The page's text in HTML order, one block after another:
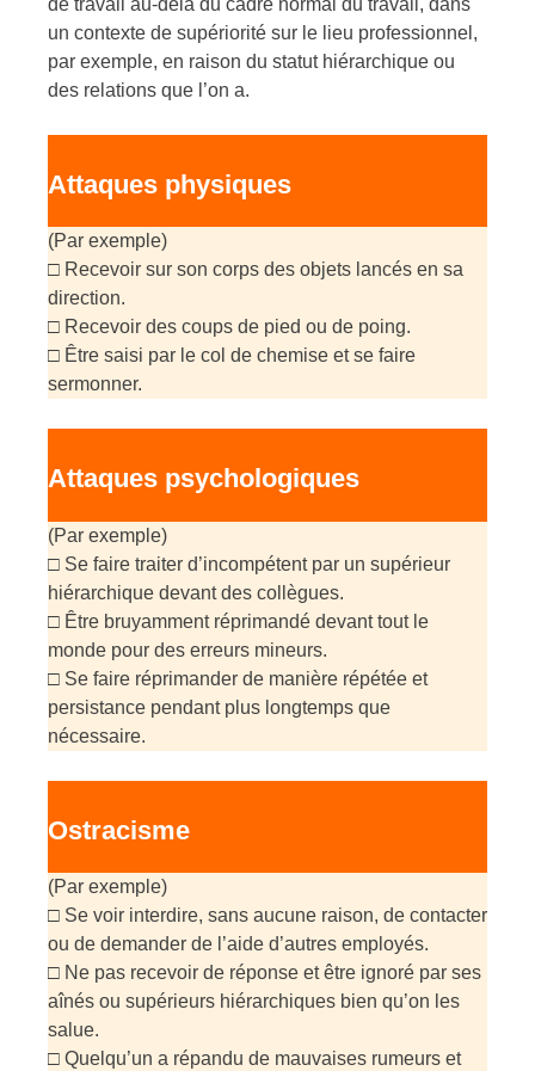
un contexte de supériorité sur le lieu professionnel,
par exemple, en raison du statut hiérarchique ou
des relations que l’on a.
Attaques physiques
(Par exemple)
□ Recevoir sur son corps des objets lancés en sa
direction.
□ Recevoir des coups de pied ou de poing.
□ Être saisi par le col de chemise et se faire
sermonner.
Attaques psychologiques
(Par exemple)
□ Se faire traiter d’incompétent par un supérieur
hiérarchique devant des collègues.
□ Être bruyamment réprimandé devant tout le
monde pour des erreurs mineurs.
□ Se faire réprimander de manière répétée et
persistance pendant plus longtemps que
nécessaire.
Ostracisme
(Par exemple)
□ Se voir interdire, sans aucune raison, de contacter
ou de demander de l’aide d’autres employés.
□ Ne pas recevoir de réponse et être ignoré par ses
aînés ou supérieurs hiérarchiques bien qu’on les
salue.
□ Quelqu’un a répandu de mauvaises rumeurs et